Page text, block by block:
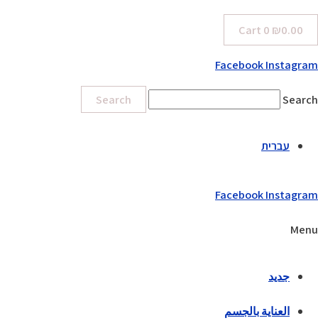
₪0.00
0
Cart
FacebookInstagram
Search
Search
עברית
FacebookInstagram
Menu
جديد
العناية بالجسم